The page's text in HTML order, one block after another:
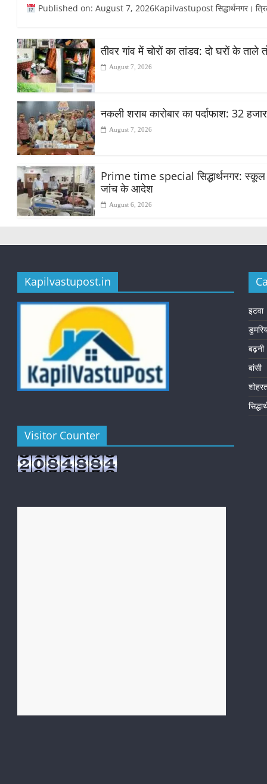
Published on: August 7, 2026Kapilvastupost सिद्धार्थनगर।
तीवर गांव में चोरों का तांडव: दो घरों के
August 7, 2026
नकली शराब कारोबार का पर्दाफाश: 32
August 7, 2026
Prime time special सिद्धार्थनगर: स्कूल
जांच के आदेश
August 6, 2026
Kapilvastupost.in
Visitor Counter
इटवा
बढ़नी
बांसी